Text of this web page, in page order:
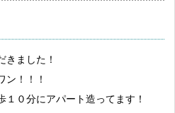
きました！
ン！！！
０分にアパート造ってます！